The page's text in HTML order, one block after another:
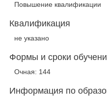
Повышение квалификации
Квалификация
не указано
Формы и сроки
Очная: 144
Информация по